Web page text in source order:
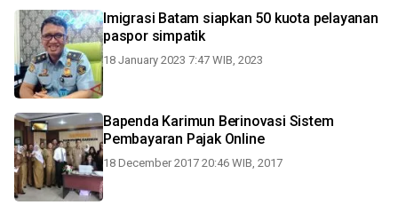
Imigrasi Batam siapkan 50 kuota pelayanan
paspor simpatik
18 January 2023 7:47 WIB, 2023
Bapenda Karimun Berinovasi Sistem
Pembayaran Pajak Online
18 December 2017 20:46 WIB, 2017